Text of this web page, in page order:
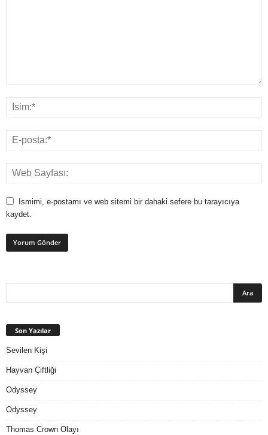
Ismimi, e-postamı ve web sitemi bir dahaki sefere bu tarayıcıya
kaydet.
Son Yazılar
Sevilen Kişi
Hayvan Çiftliği
Odyssey
Odyssey
Thomas Crown Olayı